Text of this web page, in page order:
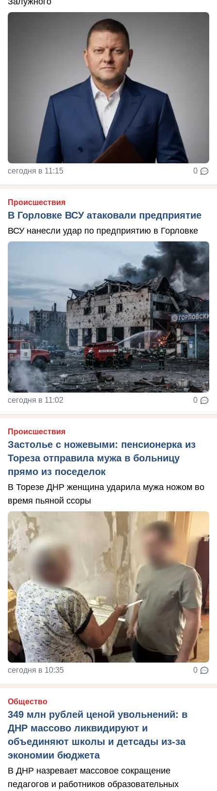
сегодня в 11:15 0
Происшествия
В Горловке ВСУ атаковали предприятие
ВСУ нанесли удар по предприятию в Горловке
сегодня в 11:02 0
Происшествия
Застолье с ножевыми: пенсионерка из
Тореза отправила мужа в больницу
прямо из поседелок
В Торезе ДНР женщина ударила мужа ножом во
время пьяной ссоры
сегодня в 10:35 0
Общество
349 млн рублей ценой увольнений: в
ДНР массово ликвидируют и
объединяют школы и детсады из-за
экономии бюджета
В ДНР назревает массовое сокращение
педагогов и работников образовательных